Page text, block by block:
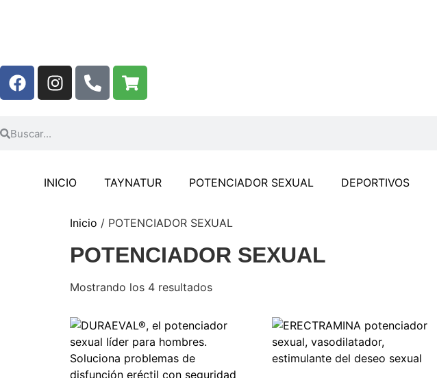
INICIO TAYNATUR POTENCIADOR SEXUAL DEPORTIVOS
Inicio / POTENCIADOR SEXUAL
POTENCIADOR SEXUAL
Mostrando los 4 resultados